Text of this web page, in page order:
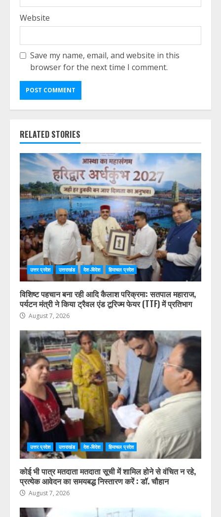
Website
Save my name, email, and website in this
browser for the next time I comment.
RELATED STORIES
उत्तर प्रदेश उत्तराखंड देश-विदेश हिमाचल प्रदेश
विशिष्ट पहचान बना रही आदि कैलाश परिक्रमा: सतपाल महाराज,
पर्यटन मंत्री ने किया ट्रैवल एंड टूरिज्म फेयर (TTF) में प्रतिभाग
August 7, 2026
उत्तर प्रदेश उत्तराखंड देश-विदेश हिमाचल प्रदेश
कोई भी पात्र मतदाता मतदाता सूची में शामिल होने से वंचित न रहे,
प्रत्येक आवेदन का समयबद्ध निस्तारण करें : डॉ. चौहान
August 7, 2026